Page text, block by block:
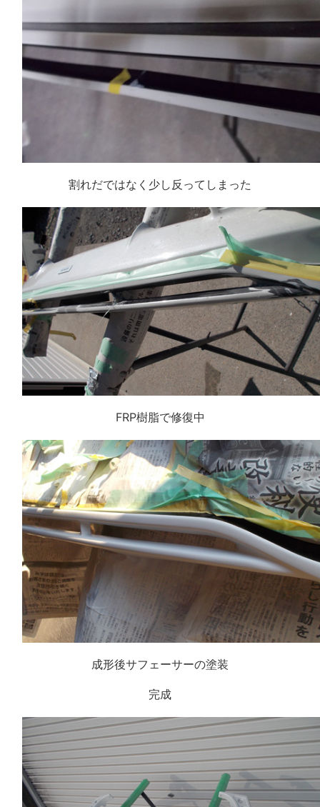
割れだではなく少し反ってしまった
FRP樹脂で修復中
成形後サフェーサーの塗装
完成